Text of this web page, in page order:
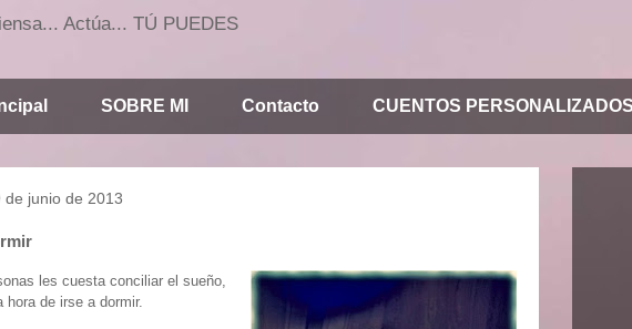
Actúa... TÚ PUEDES
SOBRE MI Contacto CUENTOS
de junio de 2013
les cuesta conciliar el sueño,
hora de irse a dormir.